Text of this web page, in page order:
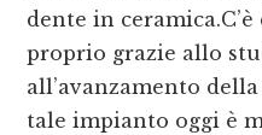
dente in
proprio grazie allo
all’avanzamento
tale impianto oggi è